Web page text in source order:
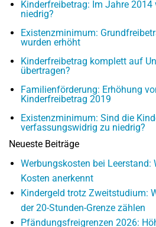
Kinderfreibetrag: Im Jahre
niedrig?
Existenzminimum:
wurden erhöht
Kinderfreibetrag komplett auf
übertragen?
Familienförderung: Erhöhung
Kinderfreibetrag 2019
Existenzminimum: Sind die
verfassungswidrig zu niedrig?
Neueste Beiträge
Werbungskosten bei
Kosten anerkennt
Kindergeld trotz Zweitstudium:
der 20-Stunden-Grenze zählen
Pfändungsfreigrenzen 2026: